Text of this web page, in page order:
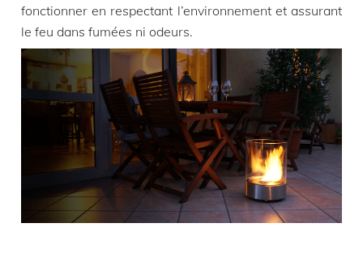
fonctionner en respectant l’environnement et assurant
le feu dans fumées ni odeurs.